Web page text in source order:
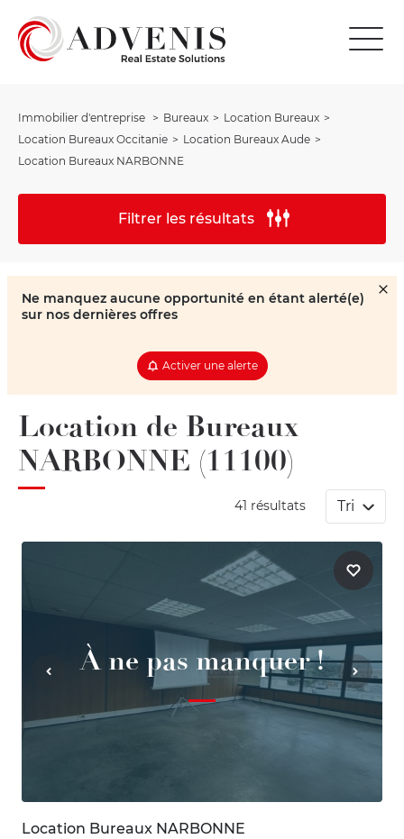
Immobilier d'entreprise Bureaux
Location Bureaux
Location Bureaux Occitanie
Location Bureaux Aude
Location Bureaux NARBONNE
Filtrer les résultats
Ne manquez aucune opportunité en étant alerté(e)
sur nos dernières offres
Activer une alerte
Location de Bureaux
NARBONNE (11100)
41 résultats Tri
À ne pas manquer !
Location Bureaux NARBONNE